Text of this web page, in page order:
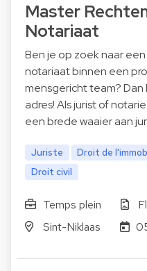
Master
Notariaat
Ben je op zoek naar
notariaat binnen een
mensgericht team? Dan
adres! Als jurist of
een brede waaier aan
Juriste Droit de
Droit civil
Temps plein
Sint-Niklaas